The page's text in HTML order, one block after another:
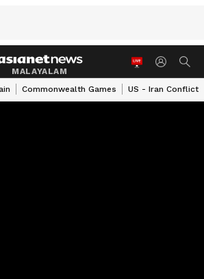
MALAYALAM
Commonwealth Games US - Iran Conflict